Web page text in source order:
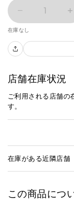
1
在庫なし
店舗在庫状況
ご利用される店舗の
す。
在庫がある近隣店舗
この商品につ